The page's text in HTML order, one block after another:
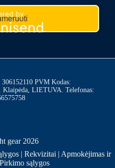
PVM Kodas:
Klaipėda, LIETUVA. Telefonas:
gear 2026
| Rekvizitai | Apmokėjimas ir
Pirkimo sąlygos